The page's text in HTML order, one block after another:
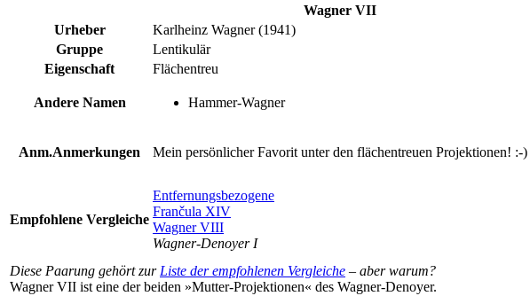
Wagner VII
Urheber
Karlheinz Wagner (1941)
Gruppe
Lentikulär
Eigenschaft
Flächentreu
Andere Namen Hammer-Wagner
Anm.Anmerkungen Mein persönlicher Favorit unter den flächentreuen Projektionen! :-)
Empfohlene Vergleiche
Entfernungsbezogene
Frančula XIV
Wagner VIII
Wagner-Denoyer I
Diese Paarung gehört zur Liste der empfohlenen Vergleiche – aber warum?
Wagner VII ist eine der beiden »Mutter-Projektionen« des Wagner-Denoyer.